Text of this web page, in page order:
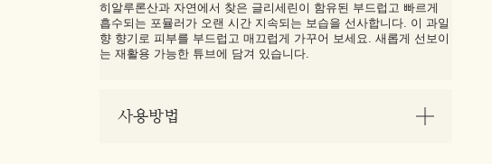
히알루론산과 자연에서 찾은 글리세린이 함유된 부드럽고 빠르게
흡수되는 포뮬러가 오랜 시간 지속되는 보습을 선사합니다. 이 과일
향 향기로 피부를 부드럽고 매끄럽게 가꾸어 보세요. 새롭게 선보이
는 재활용 가능한 튜브에 담겨 있습니다.
사용방법